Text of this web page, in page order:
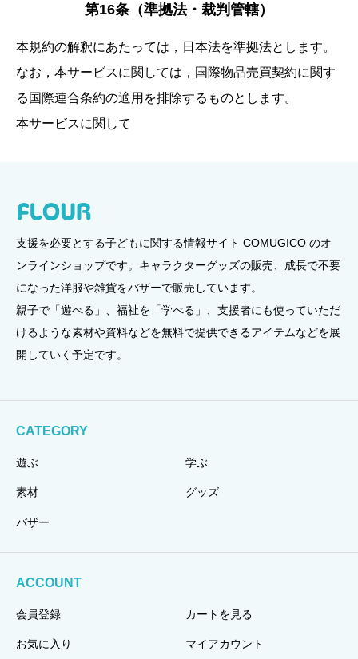
第16条（準拠法・裁判管轄）
本規約の解釈にあたっては，日本法を準拠法とします。
なお，本サービスに関しては，国際物品売買契約に関す
る国際連合条約の適用を排除するものとします。
本サービスに関して
支援を必要とする子どもに関する情報サイト COMUGICO のオ
ンラインショップです。キャラクターグッズの販売、成長で不要
になった洋服や雑貨をバザーで販売しています。
親子で「遊べる」、福祉を「学べる」、支援者にも使っていただ
けるような素材や資料などを無料で提供できるアイテムなどを展
開していく予定です。
CATEGORY
遊ぶ 学ぶ
素材 グッズ
バザー
ACCOUNT
会員登録 カートを見る
お気に入り マイアカウント